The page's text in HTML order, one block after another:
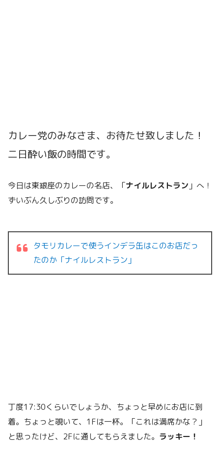
カレー党のみなさま、お待たせ致しました！
二日酔い飯の時間です。
今日は東銀座のカレーの名店、「ナイルレストラン 」へ！
ずいぶん久しぶりの訪問です。
タモリカレーで使うインデラ缶はこのお店だっ
たのか「ナイルレストラン」
丁度17:30くらいでしょうか、ちょっと早めにお店に到
着。ちょっと覗いて、1Fは一杯。「これは満席かな？」
と思ったけど、2Fに通してもらえました。 ラッキー！